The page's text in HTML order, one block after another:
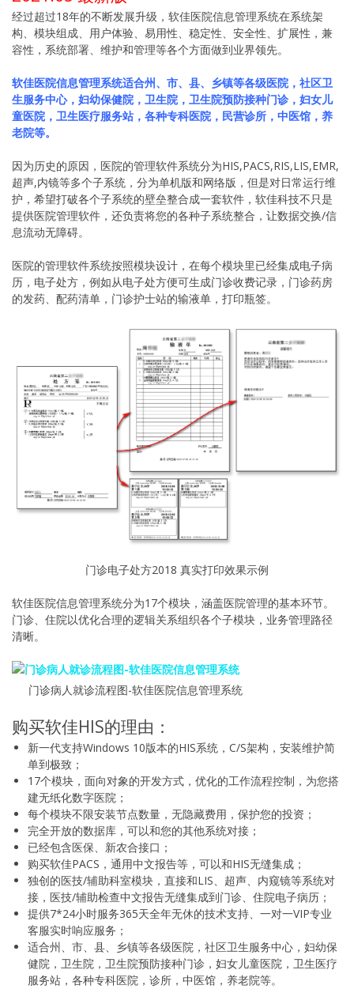
经过超过18年的不断发展升级，软佳医院信息管理系统在系统架
构、模块组成、用户体验、易用性、稳定性、安全性、扩展性，兼
容性，系统部署、维护和管理等各个方面做到业界领先。
软佳医院信息管理系统适合州、市、县、乡镇等各级医院，社区卫
生服务中心，妇幼保健院，卫生院，卫生院预防接种门诊，妇女儿
童医院，卫生医疗服务站，各种专科医院，民营诊所，中医馆，养
老院等。
因为历史的原因，医院的管理软件系统分为HIS,PACS,RIS,LIS,EMR,
超声,内镜等多个子系统，分为单机版和网络版，但是对日常运行维
护，希望打破各个子系统的壁垒整合成一套软件，软佳科技不只是
提供医院管理软件，还负责将您的各种子系统整合，让数据交换/信
息流动无障碍。
医院的管理软件系统按照模块设计，在每个模块里已经集成电子病
历，电子处方，例如从电子处方便可生成门诊收费记录，门诊药房
的发药、配药清单，门诊护士站的输液单，打印瓶签。
门诊电子处方2018 真实打印效果示例
软佳医院信息管理系统分为17个模块，涵盖医院管理的基本环节。
门诊、住院以优化合理的逻辑关系组织各个子模块，业务管理路径
清晰。
门诊病人就诊流程图-软佳医院信息管理系统
购买软佳HIS的理由：
新一代支持Windows 10版本的HIS系统，C/S架构，安装维护简
单到极致；
17个模块，面向对象的开发方式，优化的工作流程控制，为您搭
建无纸化数字医院；
每个模块不限安装节点数量，无隐藏费用，保护您的投资；
完全开放的数据库，可以和您的其他系统对接；
已经包含医保、新农合接口；
购买软佳PACS，通用中文报告等，可以和HIS无缝集成；
独创的医技/辅助科室模块，直接和LIS、超声、内窥镜等系统对
接，医技/辅助检查中文报告无缝集成到门诊、住院电子病历；
提供7*24小时服务365天全年无休的技术支持、一对一VIP专业
客服实时响应服务；
适合州、市、县、乡镇等各级医院，社区卫生服务中心，妇幼保
健院，卫生院，卫生院预防接种门诊，妇女儿童医院，卫生医疗
服务站，各种专科医院，诊所，中医馆，养老院等。